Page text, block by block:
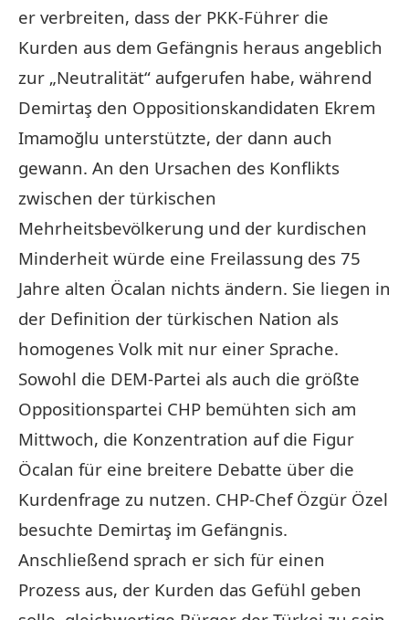
er verbreiten, dass der PKK-Führer die
Kurden aus dem Gefängnis heraus angeblich
zur „Neutralität“ aufgerufen habe, während
Demirtaş den Oppositionskandidaten Ekrem
Imamoğlu unterstützte, der dann auch
gewann. An den Ursachen des Konflikts
zwischen der türkischen
Mehrheitsbevölkerung und der kurdischen
Minderheit würde eine Freilassung des 75
Jahre alten Öcalan nichts ändern. Sie liegen in
der Definition der türkischen Nation als
homogenes Volk mit nur einer Sprache.
Sowohl die DEM-Partei als auch die größte
Oppositionspartei CHP bemühten sich am
Mittwoch, die Konzentration auf die Figur
Öcalan für eine breitere Debatte über die
Kurdenfrage zu nutzen. CHP-Chef Özgür Özel
besuchte Demirtaş im Gefängnis.
Anschließend sprach er sich für einen
Prozess aus, der Kurden das Gefühl geben